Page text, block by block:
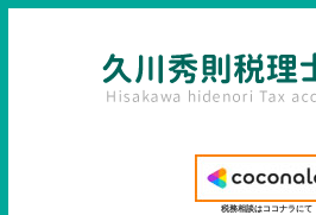
税務相談はココナラにて